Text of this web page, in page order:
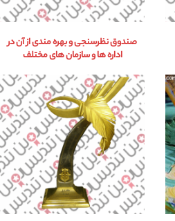
صندوق نظرسنجی و بهره مندی از آن در
اداره ها و سازمان های مختلف